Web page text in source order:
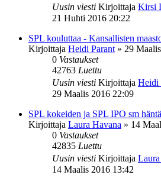
Uusin viesti Kirjoittaja Kirsi
21 Huhti 2016 20:22
SPL kouluttaa - Kansallisten
Kirjoittaja Heidi Parant » 29
0 Vastaukset
42763 Luettu
Uusin viesti Kirjoittaja Heidi
29 Maalis 2016 22:09
SPL kokeiden ja SPL IPO sm
Kirjoittaja Laura Havana » 14
0 Vastaukset
42835 Luettu
Uusin viesti Kirjoittaja
14 Maalis 2016 13:42